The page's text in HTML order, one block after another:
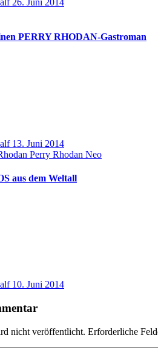
26. Juni 2014
PERRY RHODAN-Gastroman
13. Juni 2014
Perry Rhodan Neo
aus dem Weltall
10. Juni 2014
nicht veröffentlicht. Erforderliche